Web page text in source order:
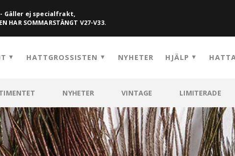
- Gäller ej specialfrakt,
SOMMARSTÄNGT V27-V33.
HATTGROSSISTEN NYHETER HJÄLP
NYHETER VINTAGE LIMITERADE